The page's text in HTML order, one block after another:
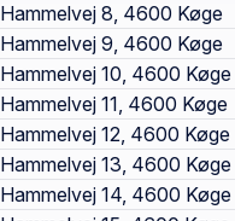
Hammelvej 8, 4600 Køge
Hammelvej 9, 4600 Køge
Hammelvej 10, 4600 Køge
Hammelvej 11, 4600 Køge
Hammelvej 12, 4600 Køge
Hammelvej 13, 4600 Køge
Hammelvej 14, 4600 Køge